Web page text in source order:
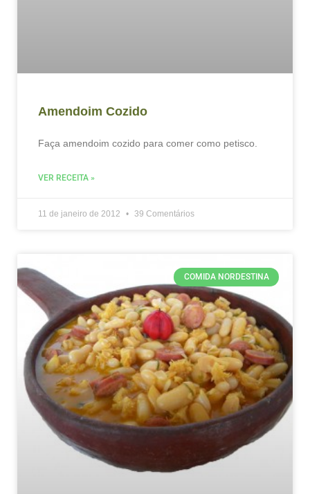
Amendoim Cozido
Faça amendoim cozido para comer como petisco.
VER RECEITA »
11 de janeiro de 2012 39 Comentários
COMIDA NORDESTINA